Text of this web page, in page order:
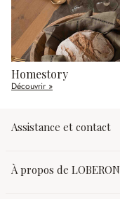
Homestory
Découvrir »
Assistance et contact
À propos de LOBERON